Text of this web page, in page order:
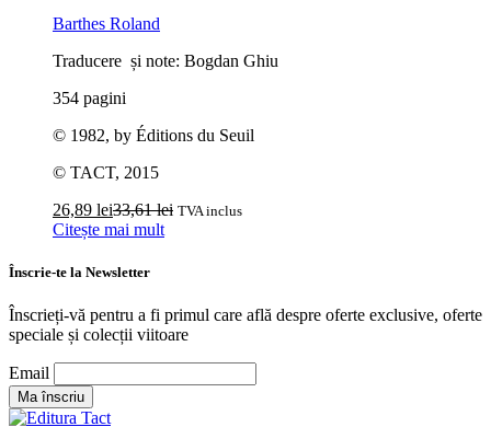
Barthes Roland
Traducere și note: Bogdan Ghiu
354 pagini
© 1982, by Éditions du Seuil
© TACT, 2015
26,89 lei33,61lei TVA inclus
Citește mai mult
Înscrie-te la Newsletter
Înscrieți-vă pentru a fi primul care află despre oferte exclusive, oferte
speciale și colecții viitoare
Email